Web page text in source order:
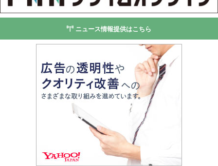
ニュース情報提供はこちら